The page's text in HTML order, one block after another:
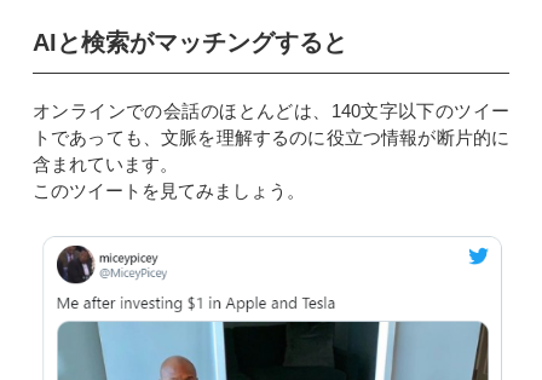
AIと検索がマッチングすると
オンラインでの会話のほとんどは、140文字以下のツイー
トであっても、文脈を理解するのに役立つ情報が断片的に
含まれています。
このツイートを見てみましょう。